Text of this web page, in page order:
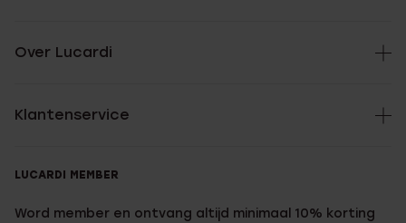
Over Lucardi
Klantenservice
LUCARDI MEMBER
Word member en ontvang altijd minimaal 10% korting